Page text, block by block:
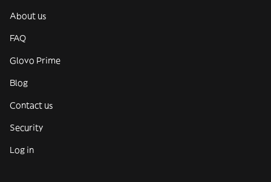
About us
FAQ
Glovo Prime
Blog
Contact us
Security
Log in